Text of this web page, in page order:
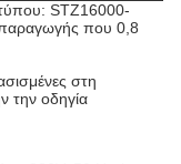
STZ16000-
που 0,8
στη
την οδηγία